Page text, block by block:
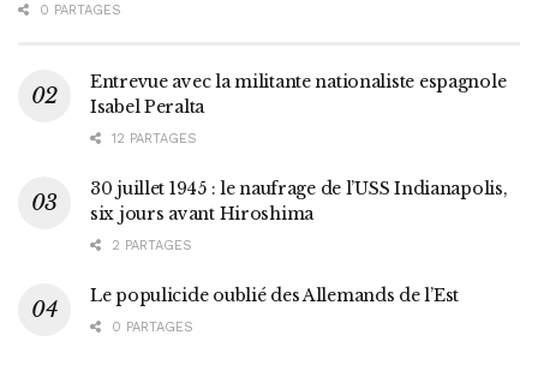
0 PARTAGES
Entrevue avec la militante nationaliste espagnole
Isabel Peralta
12 PARTAGES
30 juillet 1945 : le naufrage de l’USS Indianapolis,
six jours avant Hiroshima
2 PARTAGES
Le populicide oublié des Allemands de l’Est
0 PARTAGES